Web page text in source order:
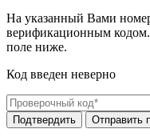
На указанный Вами
верификационным кодом.
поле ниже.
Код введен неверно